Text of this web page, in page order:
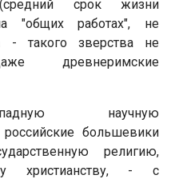
срок жизни
"общих работах", не
- такого зверства не
древнеримские
научную
большевики
религию,
христианству, - с